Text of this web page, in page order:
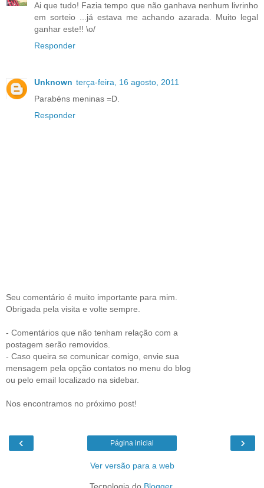
Ai que tudo! Fazia tempo que não ganhava nenhum livrinho
em sorteio ...já estava me achando azarada. Muito legal
ganhar este!! \o/
Responder
Unknown terça-feira, 16 agosto, 2011
Parabéns meninas =D.
Responder
Seu comentário é muito importante para mim.
Obrigada pela visita e volte sempre.
- Comentários que não tenham relação com a
postagem serão removidos.
- Caso queira se comunicar comigo, envie sua
mensagem pela opção contatos no menu do blog
ou pelo email localizado na sidebar.
Nos encontramos no próximo post!
‹ ›
Página inicial
Ver versão para a web